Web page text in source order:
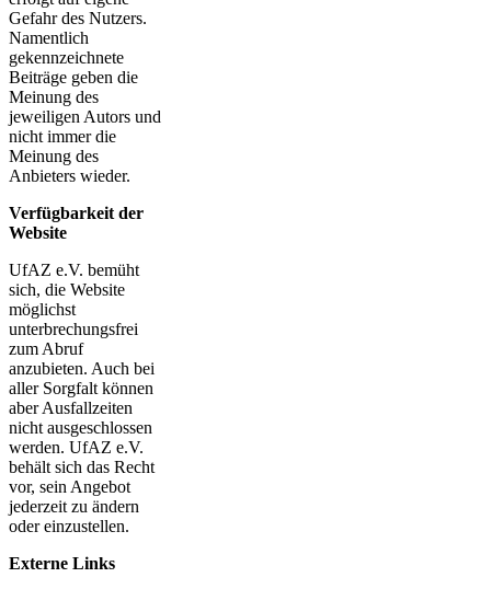
Gefahr des Nutzers.
Namentlich
gekennzeichnete
Beiträge geben die
Meinung des
jeweiligen Autors und
nicht immer die
Meinung des
Anbieters wieder.
Verfügbarkeit der
Website
UfAZ e.V. bemüht
sich, die Website
möglichst
unterbrechungsfrei
zum Abruf
anzubieten. Auch bei
aller Sorgfalt können
aber Ausfallzeiten
nicht ausgeschlossen
werden. UfAZ e.V.
behält sich das Recht
vor, sein Angebot
jederzeit zu ändern
oder einzustellen.
Externe Links